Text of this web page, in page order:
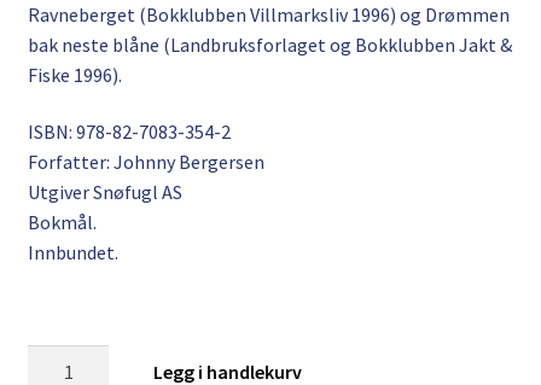
Ravneberget (Bokklubben Villmarksliv 1996) og Drømmen
bak neste blåne (Landbruksforlaget og Bokklubben Jakt &
Fiske 1996).
ISBN: 978-82-7083-354-2
Forfatter: Johnny Bergersen
Utgiver Snøfugl AS
Bokmål.
Innbundet.
Legg i handlekurv